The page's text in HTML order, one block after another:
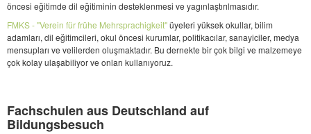
öncesi eğitimde dil eğitiminin desteklenmesi ve yagınlaştırılmasıdır.
FMKS - "Verein für frühe Mehrsprachigkeit"üyeleri yüksek okullar, bilim
adamları, dil eğitimcileri, okul öncesi kurumlar, politikacılar, sanayiciler, medya
mensupları ve velilerden oluşmaktadır. Bu dernekte bir çok bilgi ve malzemeye
çok kolay ulaşabiliyor ve onları kullanıyoruz.
Fachschulen aus Deutschland auf
Bildungsbesuch